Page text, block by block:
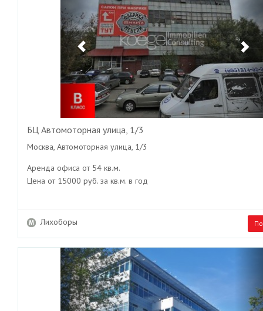
БЦ Автомоторная улица, 1/3
Москва, Автомоторная улица, 1/3
Аренда офиса от 54 кв.м.
Цена от 15000 руб. за кв.м. в год
Лихоборы
Previous